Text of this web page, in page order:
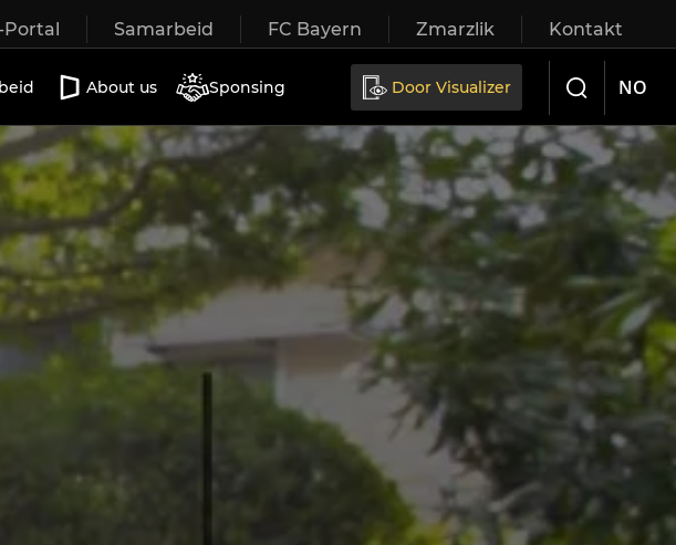
Portal Samarbeid FC Bayern Zmarzlik Kontakt
Terrace doors Sliding doors
About us Sponsing Door Visualizer NO